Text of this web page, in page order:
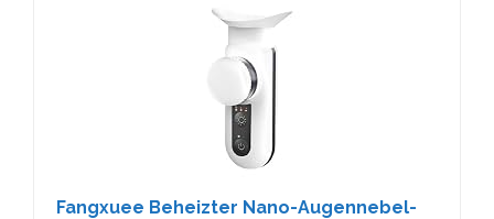
Fangxuee Beheizter Nano-Augennebel-